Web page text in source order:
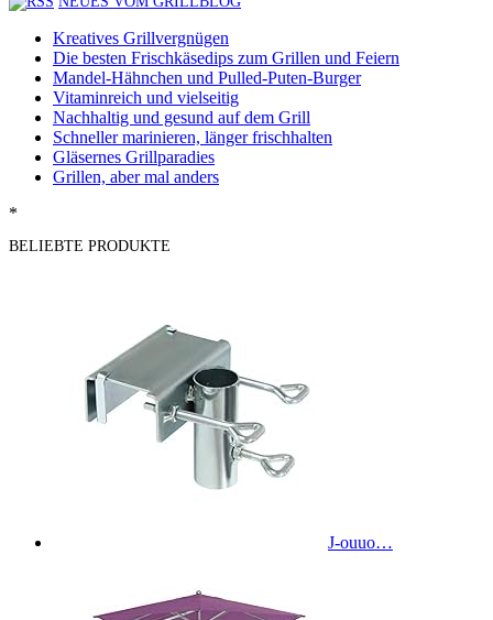
Kreatives Grillvergnügen
Die besten Frischkäsedips zum Grillen und Feiern
Mandel-Hähnchen und Pulled-Puten-Burger
Vitaminreich und vielseitig
Nachhaltig und gesund auf dem Grill
Schneller marinieren, länger frischhalten
Gläsernes Grillparadies
Grillen, aber mal anders
*
BELIEBTE PRODUKTE
J-ouuo…